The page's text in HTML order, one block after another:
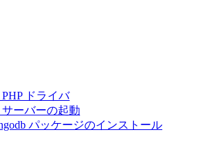
ドライバ
ーバーの起動
パッケージのインストール